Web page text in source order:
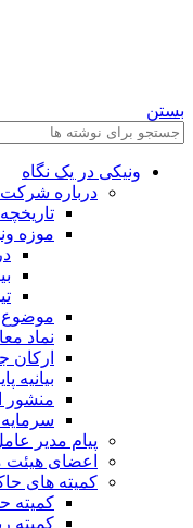
بستن
ونیکی در یک نگاه
درباره شرکت
موزه
موضوع
نماد
ارکان
بیانیه
منشور
پیام مدیر
اعضای هیئت
کمیته های
کمیته
کمیته